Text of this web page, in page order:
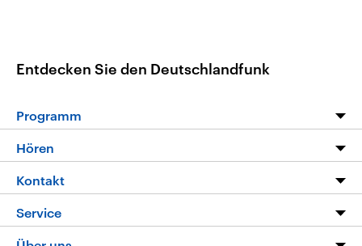
Entdecken Sie den Deutschlandfunk
Programm
Programm
Die Nachrichten
Nachrichtenleicht
Hören
Livestream
Podcasts
Kontakt
Hörerservice
Service
FAQ